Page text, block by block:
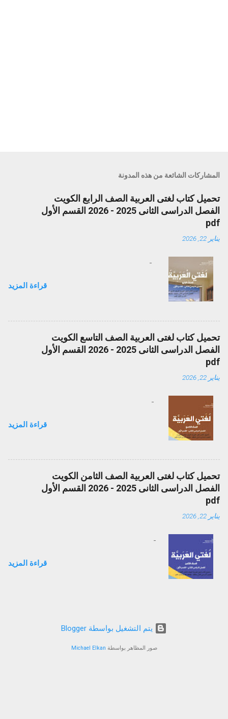
المشاركات الشائعة من هذه المدونة
تحميل كتاب لغتى العربية الصف الرابع الكويت
الفصل الدراسى الثانى 2025 - 2026 القسم الأول
pdf
يناير 22, 2026
قراءة المزيد
تحميل كتاب لغتى العربية الصف التاسع الكويت
الفصل الدراسى الثانى 2025 - 2026 القسم الأول
pdf
يناير 22, 2026
قراءة المزيد
تحميل كتاب لغتى العربية الصف الثامن الكويت
الفصل الدراسى الثانى 2025 - 2026 القسم الأول
pdf
يناير 22, 2026
قراءة المزيد
‏يتم التشغيل بواسطة Blogger
صور المظاهر بواسطةMichael Elkan